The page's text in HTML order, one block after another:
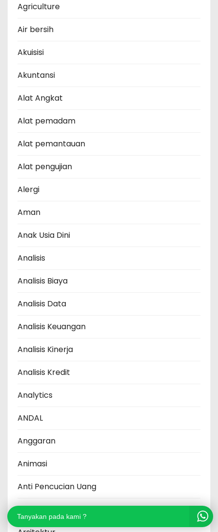
Agriculture
Air bersih
Akuisisi
Akuntansi
Alat Angkat
Alat pemadam
Alat pemantauan
Alat pengujian
Alergi
Aman
Anak Usia Dini
Analisis
Analisis Biaya
Analisis Data
Analisis Keuangan
Analisis Kinerja
Analisis Kredit
Analytics
ANDAL
Anggaran
Animasi
Anti Pencucian Uang
Aplikasi
Tanyakan pada kami ?